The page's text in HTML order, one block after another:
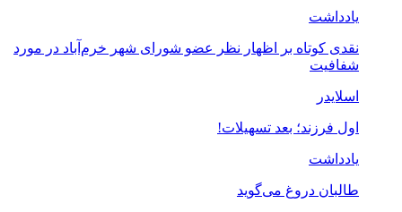
یادداشت
نقدی کوتاه بر اظهار نظر عضو شورای شهر خرم‌آباد در مورد
شفافیت
اسلایدر
اول فرزند؛ بعد تسهیلات!
یادداشت
طالبان دروغ می‌گوید